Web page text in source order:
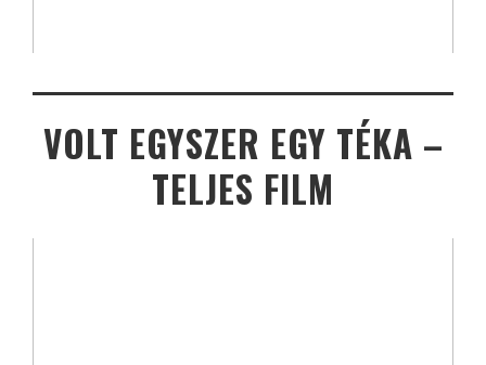
VOLT EGYSZER EGY TÉKA –
TELJES FILM